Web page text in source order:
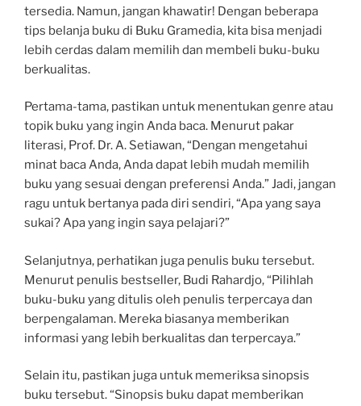
tersedia. Namun, jangan khawatir! Dengan beberapa
tips belanja buku di Buku Gramedia, kita bisa menjadi
lebih cerdas dalam memilih dan membeli buku-buku
berkualitas.
Pertama-tama, pastikan untuk menentukan genre atau
topik buku yang ingin Anda baca. Menurut pakar
literasi, Prof. Dr. A. Setiawan, “Dengan mengetahui
minat baca Anda, Anda dapat lebih mudah memilih
buku yang sesuai dengan preferensi Anda.” Jadi, jangan
ragu untuk bertanya pada diri sendiri, “Apa yang saya
sukai? Apa yang ingin saya pelajari?”
Selanjutnya, perhatikan juga penulis buku tersebut.
Menurut penulis bestseller, Budi Rahardjo, “Pilihlah
buku-buku yang ditulis oleh penulis terpercaya dan
berpengalaman. Mereka biasanya memberikan
informasi yang lebih berkualitas dan terpercaya.”
Selain itu, pastikan juga untuk memeriksa sinopsis
buku tersebut. “Sinopsis buku dapat memberikan